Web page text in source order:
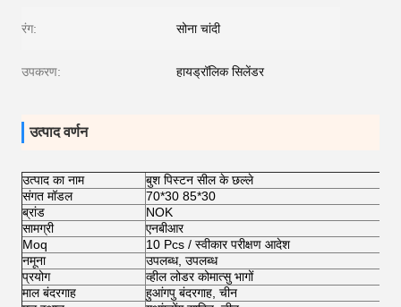
रंग: सोना चांदी
उपकरण: हायड्रॉलिक सिलेंडर
उत्पाद वर्णन
उत्पाद का नाम
बुश पिस्टन सील के छल्ले
संगत मॉडल
70*30 85*30
ब्रांड
NOK
सामग्री
एनबीआर
Moq
10 Pcs / स्वीकार परीक्षण आदेश
नमूना
उपलब्ध, उपलब्ध
प्रयोग
व्हील लोडर कोमात्सु भागों
माल बंदरगाह
हुआंगपु बंदरगाह, चीन